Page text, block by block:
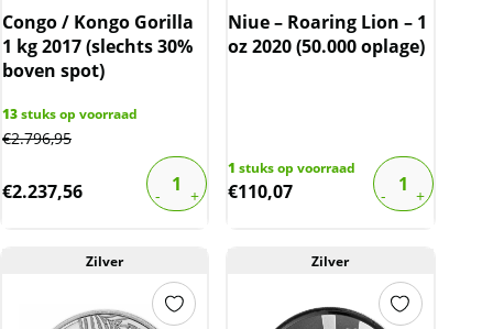
Congo / Kongo Gorilla
1 kg 2017 (slechts 30%
boven spot)
13stuks op voorraad
€2.796,95
€2.237,56
Niue – Roaring Lion – 1
oz 2020 (50.000 oplage)
1 stuks op voorraad
€110,07
Zilver Zilver